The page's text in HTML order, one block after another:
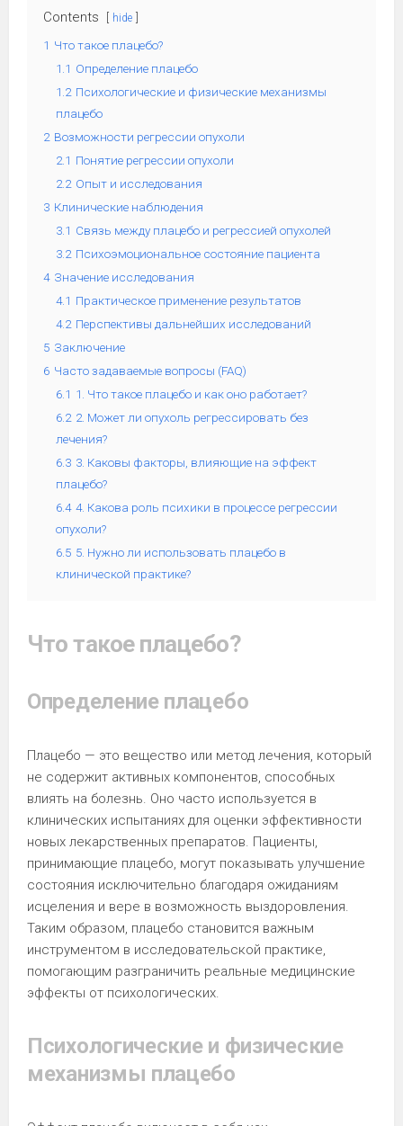
Contents hide
1 Что такое плацебо?
1.1 Определение плацебо
1.2 Психологические и физические механизмы
плацебо
2 Возможности регрессии опухоли
2.1 Понятие регрессии опухоли
2.2 Опыт и исследования
3 Клинические наблюдения
3.1 Связь между плацебо и регрессией опухолей
3.2 Психоэмоциональное состояние пациента
4 Значение исследования
4.1 Практическое применение результатов
4.2 Перспективы дальнейших исследований
5 Заключение
6 Часто задаваемые вопросы (FAQ)
6.1 1. Что такое плацебо и как оно работает?
6.2 2. Может ли опухоль регрессировать без
лечения?
6.3 3. Каковы факторы, влияющие на эффект
плацебо?
6.4 4. Какова роль психики в процессе регрессии
опухоли?
6.5 5. Нужно ли использовать плацебо в
клинической практике?
Что такое плацебо?
Определение плацебо
Плацебо — это вещество или метод лечения, который
не содержит активных компонентов, способных
влиять на болезнь. Оно часто используется в
клинических испытаниях для оценки эффективности
новых лекарственных препаратов. Пациенты,
принимающие плацебо, могут показывать улучшение
состояния исключительно благодаря ожиданиям
исцеления и вере в возможность выздоровления.
Таким образом, плацебо становится важным
инструментом в исследовательской практике,
помогающим разграничить реальные медицинские
эффекты от психологических.
Психологические и физические
механизмы плацебо